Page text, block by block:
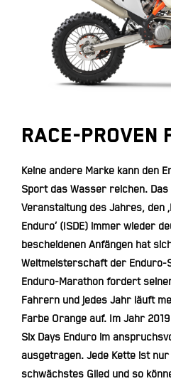
RACE-PROVEN
Keine andere Marke kann den
Sport das Wasser reichen.
Veranstaltung des Jahres, den
Enduro‘ (ISDE) immer wieder
bescheidenen Anfängen hat
Weltmeisterschaft der Enduro-
Enduro-Marathon fordert
Fahrern und jedes Jahr läuft
Farbe Orange auf. Im Jahr
Six Days Enduro im
ausgetragen. Jede Kette ist
schwächstes Glied und so